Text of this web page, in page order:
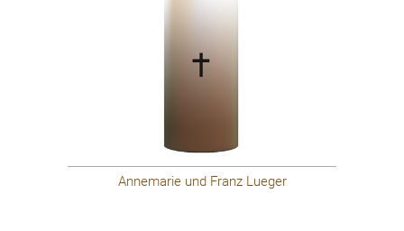
Annemarie und Franz Lueger